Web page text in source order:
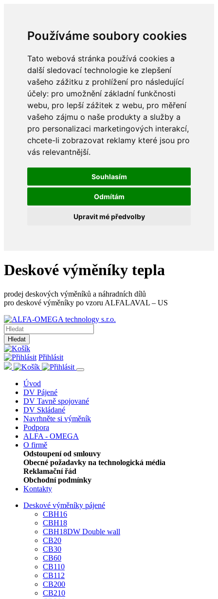
Používáme soubory cookies
Tato webová stránka používá cookies a
další sledovací technologie ke zlepšení
vašeho zážitku z prohlížení pro následující
účely: pro umožnění základní funkčnosti
webu, pro lepší zážitek z webu, pro měření
vašeho zájmu o naše produkty a služby a
pro personalizaci marketingových interakcí,
chcete-li zobrazovat reklamy které jsou pro
vás relevantnější.
Souhlasím
Odmítám
Upravit mé předvolby
Deskové výměníky tepla
prodej deskových výměníků a náhradních dílů
pro deskové výměníky po vzoru ALFALAVAL – US
Hledat
Přihlásit
Úvod
DV Pájené
DV Tavně spojované
DV Skládané
Navrhněte si výměník
Podpora
ALFA - OMEGA
O firmě
Odstoupení od smlouvy
Obecné požadavky na technologická média
Reklamační řád
Obchodní podmínky
Kontakty
Deskové výměníky pájené
CBH16
CBH18
CBH18DW Double wall
CB20
CB30
CB60
CB110
CB112
CB200
CB210